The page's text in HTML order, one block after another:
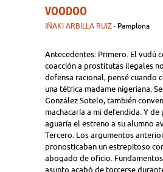
VOODOO
IÑAKI ARBILLA RUIZ · Pamplona
Antecedentes: Primero. El vudú
coacción a prostitutas ilegales
defensa racional, pensé cuando
una tétrica madame nigeriana.
González Sotelo, también
machacaría a mi defendida. Y de
aguaría el estreno a su alumno
Tercero. Los argumentos
pronosticaban un estrepitoso
abogado de oficio.
asunto acabó de torcerse